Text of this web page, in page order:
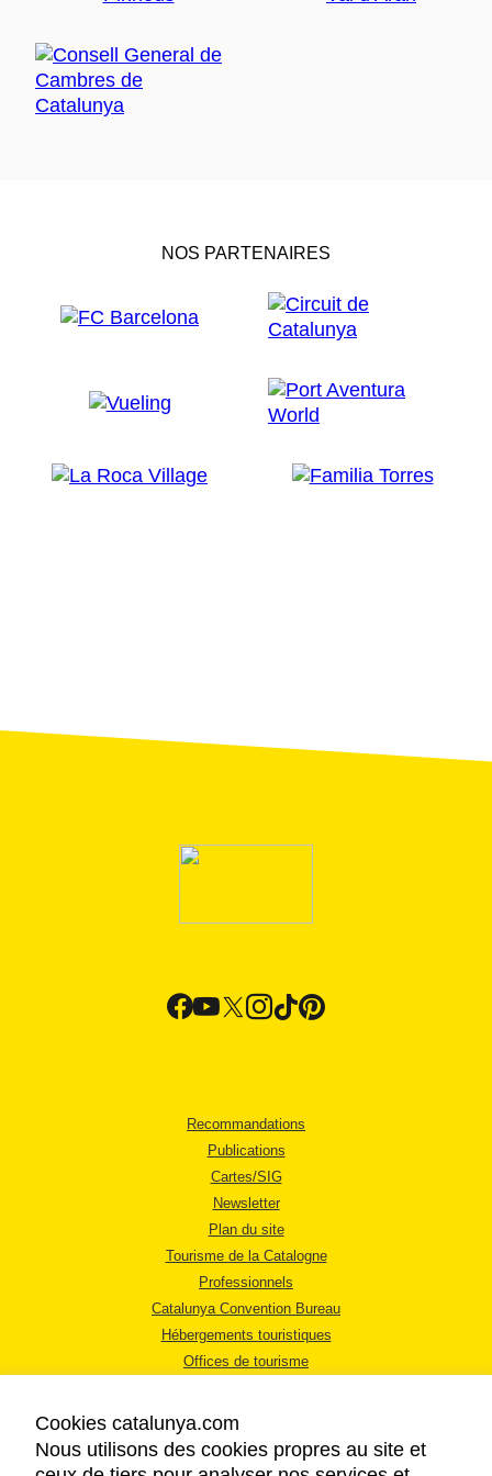
NOS PARTENAIRES
Recommandations
Publications
Cartes/SIG
Newsletter
Plan du site
Tourisme de la Catalogne
Professionnels
Catalunya Convention Bureau
Hébergements touristiques
Offices de tourisme
Cookies catalunya.com
Nous utilisons des cookies propres au site et